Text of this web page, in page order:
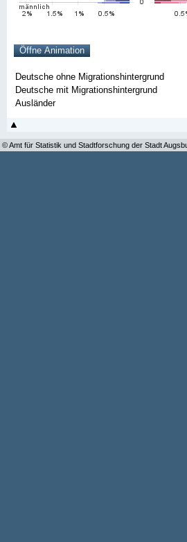
Deutsche ohne Migrationshintergrund
Deutsche mit Migrationshintergrund
Ausländer
© Amt für Statistik und Stadtforschung der Stadt